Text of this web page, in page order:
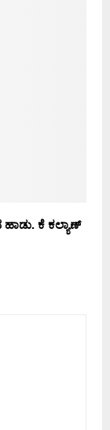
ಕೆ ಕಲ್ಯಾಣ್